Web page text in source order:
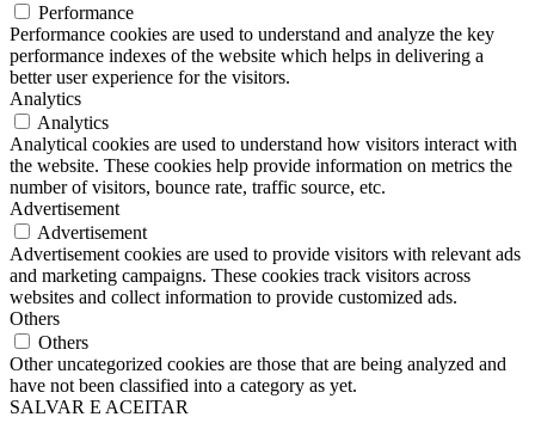
Performance
Performance cookies are used to understand and analyze the key
performance indexes of the website which helps in delivering a
better user experience for the visitors.
Analytics
Analytics
Analytical cookies are used to understand how visitors interact with
the website. These cookies help provide information on metrics the
number of visitors, bounce rate, traffic source, etc.
Advertisement
Advertisement
Advertisement cookies are used to provide visitors with relevant ads
and marketing campaigns. These cookies track visitors across
websites and collect information to provide customized ads.
Others
Others
Other uncategorized cookies are those that are being analyzed and
have not been classified into a category as yet.
SALVAR E ACEITAR